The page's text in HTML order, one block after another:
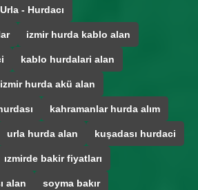
Urla - Hurdacı
izmir hurda kablo alan
kablo hurdalari alan
izmir hurda akü alan
kahramanlar hurda alım
urla hurda alan kuşadası hurdaci
ızmirde bakir fiyatları
alan soyma bakır